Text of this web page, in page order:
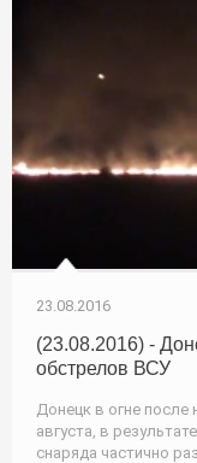
23.08.2016
(23.08.2016) -
обстрелов ВСУ
Донецк в огне после
августа, в
снаряда частично